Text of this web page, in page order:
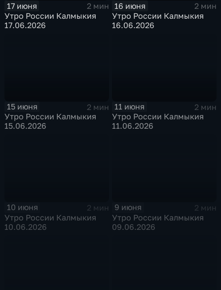
17 июня
2 мин
Утро России Калмыкия
17.06.2026
16 июня
2 мин
Утро России Калмыкия
16.06.2026
15 июня
2 мин
Утро России Калмыкия
15.06.2026
11 июня
2 мин
Утро России Калмыкия
11.06.2026
10 июня
2 мин
Утро России Калмыкия
10.06.2026
9 июня
2 мин
Утро России Калмыкия
09.06.2026